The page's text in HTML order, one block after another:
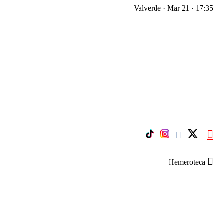
Valverde · Mar 21 · 17:35
Hemeroteca